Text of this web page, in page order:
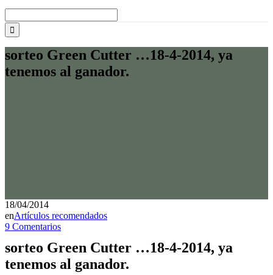
sorteo Green Cutter …18-4-2014, ya
tenemos al ganador.
18/04/2014
enArtículos recomendados
9 Comentarios
sorteo Green Cutter …18-4-2014, ya
tenemos al ganador.